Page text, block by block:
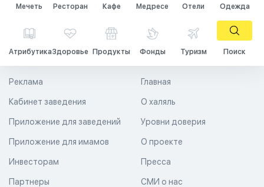
Мечеть Ресторан Кафе Медресе Отели Одежда
АтрибутикаЗдоровье Продукты Фонды Туризм Поиск
Главная
О халяль
Уровни доверия
Реклама
Кабинет заведения
Приложение для заведений
Приложение для имамов О проекте
Пресса
СМИ о нас
Инвесторам
Партнеры